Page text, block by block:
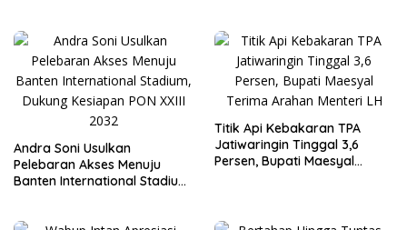
Andra Soni Usulkan
Pelebaran Akses Menuju
Banten International Stadium,
Titik Api Kebakaran TPA
Jatiwaringin Tinggal 3,6
Persen, Bupati Maesyal